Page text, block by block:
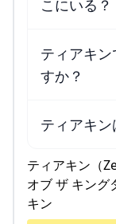
こにいる？
ティアキ
すか？
ティアキン
ティアキン（
オブ ザ キング
キン